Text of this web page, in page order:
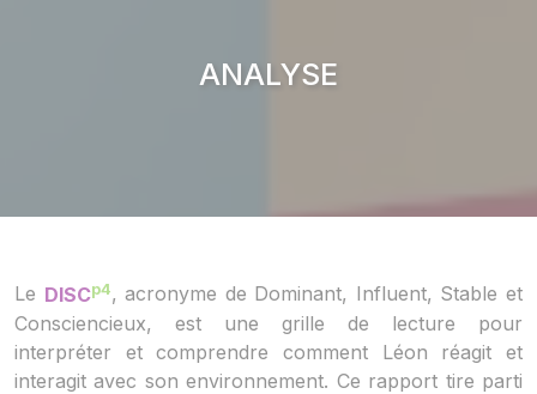
ANALYSE
Le DISCp4, acronyme de Dominant, Influent, Stable et
Consciencieux, est une grille de lecture pour
interpréter et comprendre comment Léon réagit et
interagit avec son environnement. Ce rapport tire parti